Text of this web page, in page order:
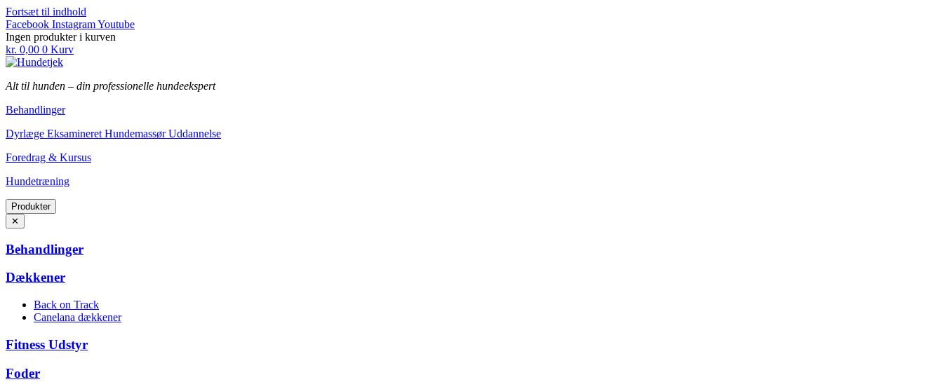
Fortsæt til indhold
Facebook InstagramYoutube
Ingen produkter i kurven
kr. 0,00 0 Kurv
Alt til hunden – din professionelle hundeekspert
Behandlinger
Dyrlæge Eksamineret Hundemassør Uddannelse
Foredrag & Kursus
Hundetræning
Produkter
✕
Behandlinger
Dækkener
Back on Track
Canelana dækkener
Fitness Udstyr
Foder